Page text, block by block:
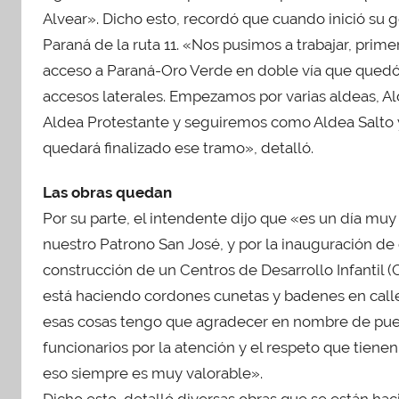
Alvear». Dicho esto, recordó que cuando inició
Paraná de la ruta 11. «Nos pusimos a trabajar,
acceso a Paraná-Oro Verde en doble vía que
accesos laterales. Empezamos por varias aldeas,
Aldea Protestante y seguiremos como Aldea
quedará finalizado ese tramo», detalló.
Las obras quedan
Por su parte, el intendente dijo que «es un día
nuestro Patrono San José, y por la inauguración
construcción de un Centros de Desarrollo Infantil
está haciendo cordones cunetas y badenes en
esas cosas tengo que agradecer en nombre de
funcionarios por la atención y el respeto que
eso siempre es muy valorable».